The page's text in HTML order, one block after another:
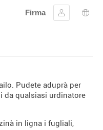
Firma
Firmà lu
Pudete aduprà per
da qualsiasi urdinatore
in ligna i fugliali,